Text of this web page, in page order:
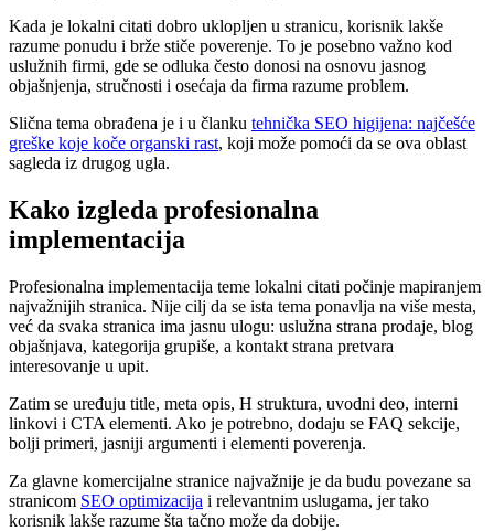
Kada je lokalni citati dobro uklopljen u stranicu, korisnik lakše
razume ponudu i brže stiče poverenje. To je posebno važno kod
uslužnih firmi, gde se odluka često donosi na osnovu jasnog
objašnjenja, stručnosti i osećaja da firma razume problem.
Slična tema obrađena je i u članku tehnička SEO higijena: najčešće
greške koje koče organski rast, koji može pomoći da se ova oblast
sagleda iz drugog ugla.
Kako izgleda profesionalna
implementacija
Profesionalna implementacija teme lokalni citati počinje mapiranjem
najvažnijih stranica. Nije cilj da se ista tema ponavlja na više mesta,
već da svaka stranica ima jasnu ulogu: uslužna strana prodaje, blog
objašnjava, kategorija grupiše, a kontakt strana pretvara
interesovanje u upit.
Zatim se uređuju title, meta opis, H struktura, uvodni deo, interni
linkovi i CTA elementi. Ako je potrebno, dodaju se FAQ sekcije,
bolji primeri, jasniji argumenti i elementi poverenja.
Za glavne komercijalne stranice najvažnije je da budu povezane sa
stranicom SEO optimizacija i relevantnim uslugama, jer tako
korisnik lakše razume šta tačno može da dobije.